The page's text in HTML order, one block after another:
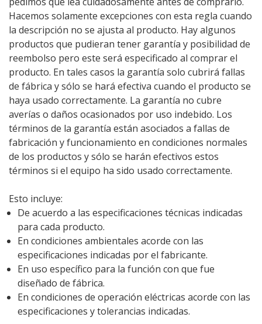
Hacemos solamente excepciones con esta regla cuando
la descripción no se ajusta al producto. Hay algunos
productos que pudieran tener garantía y posibilidad de
reembolso pero este será especificado al comprar el
producto. En tales casos la garantía solo cubrirá fallas
de fábrica y sólo se hará efectiva cuando el producto se
haya usado correctamente. La garantía no cubre
averías o daños ocasionados por uso indebido. Los
términos de la garantía están asociados a fallas de
fabricación y funcionamiento en condiciones normales
de los productos y sólo se harán efectivos estos
términos si el equipo ha sido usado correctamente.
Esto incluye:
De acuerdo a las especificaciones técnicas indicadas
para cada producto.
En condiciones ambientales acorde con las
especificaciones indicadas por el fabricante.
En uso específico para la función con que fue
diseñado de fábrica.
En condiciones de operación eléctricas acorde con las
especificaciones y tolerancias indicadas.